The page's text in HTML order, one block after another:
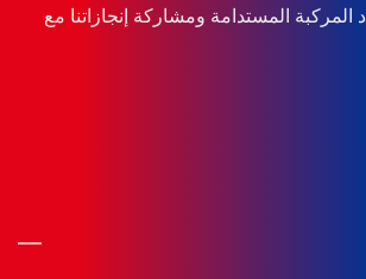
المركبة المستدامة ومشاركة إنجازاتنا مع